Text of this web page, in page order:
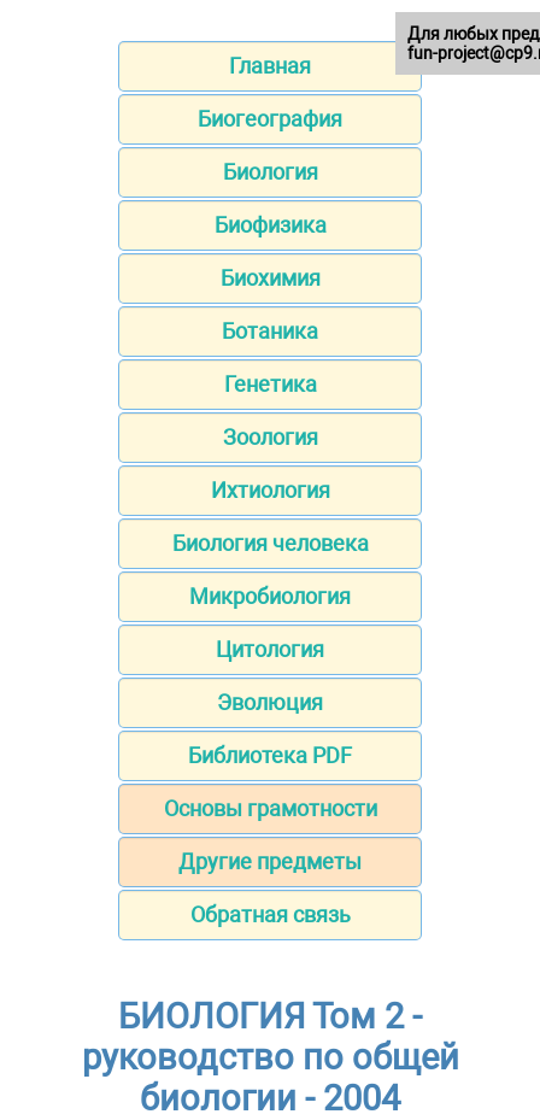
Главная
Биогеография
Биология
Биофизика
Биохимия
Ботаника
Генетика
Зоология
Ихтиология
Биология человека
Микробиология
Цитология
Эволюция
Библиотека PDF
Основы грамотности
Другие предметы
Обратная связь
БИОЛОГИЯ Том 2 -
руководство по общей
биологии - 2004
Для любых
fun-